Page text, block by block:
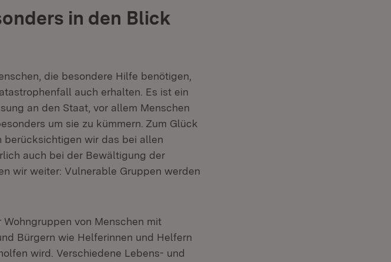
in den Blick
die besondere Hilfe benötigen,
auch erhalten. Es ist ein
an den Staat, vor allem Menschen
um sie zu kümmern. Zum Glück
berücksichtigen wir das bei allen
auch bei der Bewältigung der
wir weiter: Vulnerable Gruppen werden
von Menschen mit
Bürgern wie Helferinnen und Helfern
wird. Verschiedene Lebens- und